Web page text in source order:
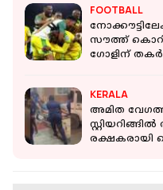
FOOTBALL
സൗത്ത്
ഗോളിന്
KERALA
അമിത
രക്ഷകരായി